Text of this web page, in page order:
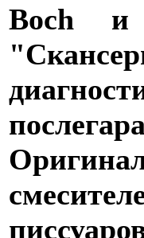
Boch и